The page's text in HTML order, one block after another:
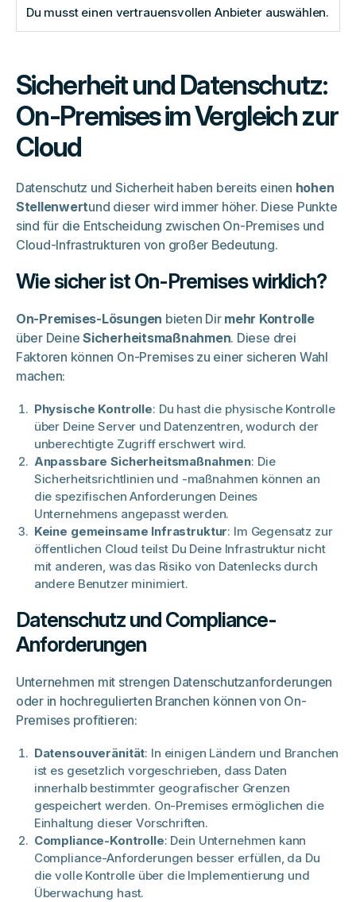
Du musst einen vertrauensvollen Anbieter auswählen.
Sicherheit und Datenschutz:
On-Premises im Vergleich zur
Cloud
Datenschutz und Sicherheit haben bereits einen hohen
Stellenwertund dieser wird immer höher. Diese Punkte
sind für die Entscheidung zwischen On-Premises und
Cloud-Infrastrukturen von großer Bedeutung.
Wie sicher ist On-Premises wirklich?
On-Premises-Lösungen bieten Dir mehr Kontrolle
über DeineSicherheitsmaßnahmen. Diese drei
Faktoren können On-Premises zu einer sicheren Wahl
machen:
Physische Kontrolle: Du hast die physische Kontrolle
über Deine Server und Datenzentren, wodurch der
unberechtigte Zugriff erschwert wird.
Anpassbare Sicherheitsmaßnahmen: Die
Sicherheitsrichtlinien und -maßnahmen können an
die spezifischen Anforderungen Deines
Unternehmens angepasst werden.
Keine gemeinsame Infrastruktur: Im Gegensatz zur
öffentlichen Cloud teilst Du Deine Infrastruktur nicht
mit anderen, was das Risiko von Datenlecks durch
andere Benutzer minimiert.
Datenschutz und Compliance-
Anforderungen
Unternehmen mit strengen Datenschutzanforderungen
oder in hochregulierten Branchen können von On-
Premises profitieren:
Datensouveränität: In einigen Ländern und Branchen
ist es gesetzlich vorgeschrieben, dass Daten
innerhalb bestimmter geografischer Grenzen
gespeichert werden. On-Premises ermöglichen die
Einhaltung dieser Vorschriften.
Compliance-Kontrolle: Dein Unternehmen kann
Compliance-Anforderungen besser erfüllen, da Du
die volle Kontrolle über die Implementierung und
Überwachung hast.